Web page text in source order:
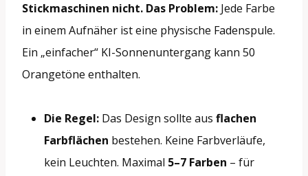
Stickmaschinen nicht. Das Problem: Jede Farbe
in einem Aufnäher ist eine physische Fadenspule.
Ein „einfacher“ KI-Sonnenuntergang kann 50
Orangetöne enthalten.
Die Regel: Das Design sollte aus flachen
Farbflächen bestehen. Keine Farbverläufe,
kein Leuchten. Maximal 5–7 Farben – für